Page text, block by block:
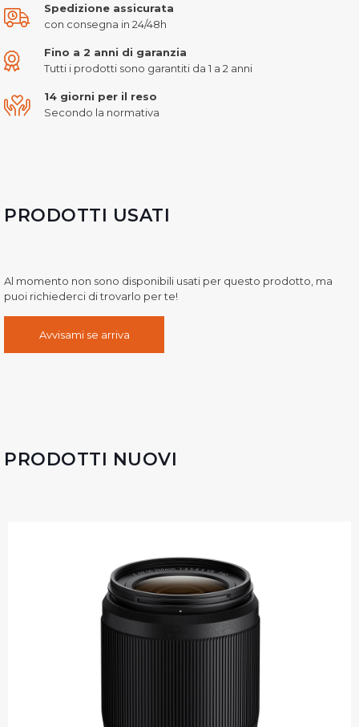
Spedizione assicurata
con consegna in 24/48h
Fino a 2 anni di garanzia
Tutti i prodotti sono garantiti da 1 a 2 anni
14 giorni per il reso
Secondo la normativa
PRODOTTI USATI
Al momento non sono disponibili usati per questo prodotto, ma
puoi richiederci di trovarlo per te!
Avvisami se arriva
PRODOTTI NUOVI